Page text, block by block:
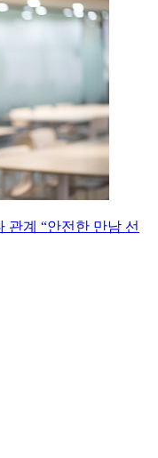
관계 “안전한 만남 선